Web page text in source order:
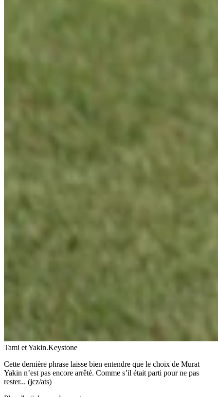
Tami et Yakin.Keystone
Cette dernière phrase laisse bien entendre que le choix de Murat
Yakin n’est pas encore arrêté. Comme s’il était parti pour ne pas
rester... (jcz/ats)